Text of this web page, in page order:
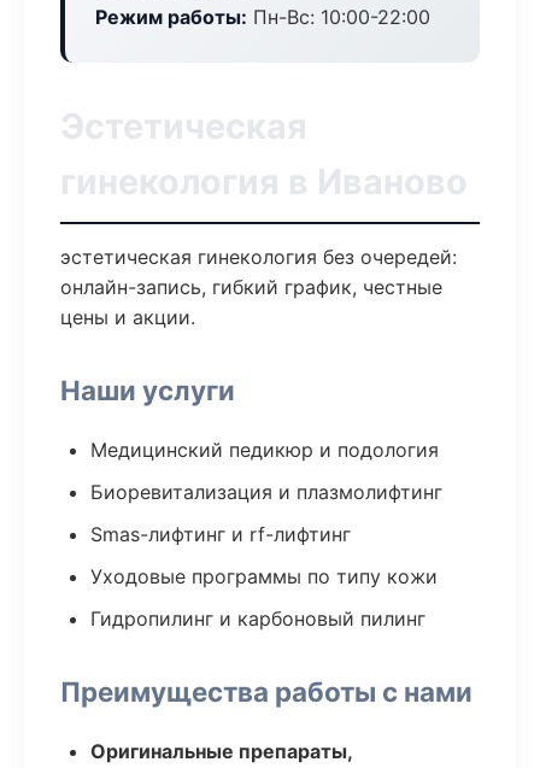
Режим работы: Пн-Вс: 10:00-22:00
Эстетическая
гинекология в Иваново
эстетическая гинекология без очередей:
онлайн-запись, гибкий график, честные
цены и акции.
Наши услуги
Медицинский педикюр и подология
Биоревитализация и плазмолифтинг
Smas-лифтинг и rf-лифтинг
Уходовые программы по типу кожи
Гидропилинг и карбоновый пилинг
Преимущества работы с нами
Оригинальные препараты,